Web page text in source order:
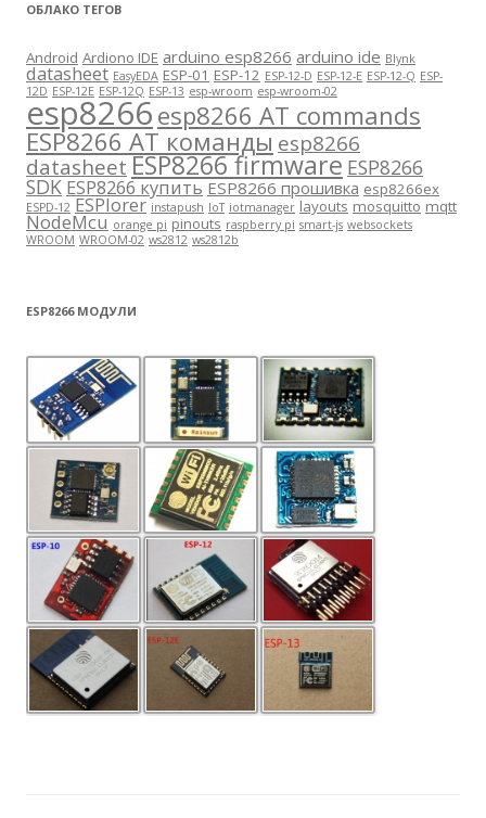
ОБЛАКО ТЕГОВ
Android Ardiono IDE arduino esp8266 arduino ide Blynk
datasheet EasyEDA ESP-01 ESP-12 ESP-12-D ESP-12-E ESP-12-Q ESP-
12D ESP-12E ESP-12Q ESP-13 esp-wroom esp-wroom-02
esp8266 esp8266 AT commands
ESP8266 AT команды esp8266
datasheet ESP8266 firmware ESP8266
SDK ESP8266 купить ESP8266 прошивка esp8266ex
ESPD-12 ESPlorer instapush IoT iotmanager layouts mosquitto mqtt
NodeMcu orange pi pinouts raspberry pi smart-js websockets
WROOM WROOM-02 ws2812 ws2812b
ESP8266 МОДУЛИ